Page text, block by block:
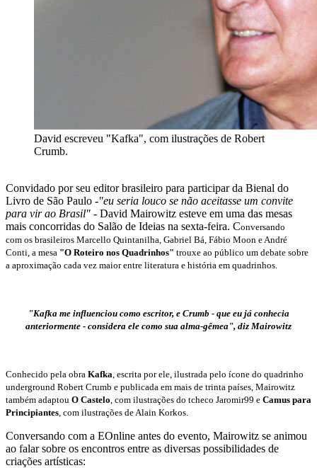
David escreveu "Kafka", com ilustrações de Robert
Crumb.
Convidado por seu editor brasileiro para participar da Bienal do
Livro de São Paulo -"eu seria louco se não aceitasse um convite
para vir ao Brasil" - David Mairowitz esteve em uma das mesas
mais concorridas do Salão de Ideias na sexta-feira. Conversando
com os brasileiros Marcello Quintanilha, Gabriel Bá, Fábio Moon e André
Conti, a mesa "O Roteiro nos Quadrinhos" trouxe ao público um debate sobre
a aproximação cada vez maior entre literatura e história em quadrinhos.
"Kafka me influenciou como escritor, e Crumb - que eu já conhecia
anteriormente - considera ele como sua alma-gêmea", diz Mairowitz
Conhecido pela obra Kafka , escrita por ele, ilustrada pelo ícone do quadrinho
underground Robert Crumb e publicada em mais de trinta países, Mairowitz
também adaptou O Castelo , com ilustrações do tcheco Jaromir99 e Camus para
Principiantes , com ilustrações de Alain Korkos.
Conversando com a EOnline antes do evento, Mairowitz se animou
ao falar sobre os encontros entre as diversas possibilidades de
criações artísticas: